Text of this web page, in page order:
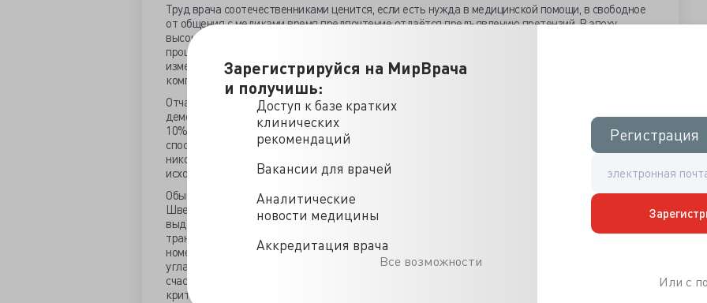
Зарегистрируйся на МирВрача
и получишь:
Доступ к базе кратких
клинических
рекомендаций
Вакансии для врачей
Аналитические
новости медицины
Аккредитация врача
Все возможности
Регистрация
Регистрация
Или с
Труд врача соотечественниками ценится, если есть нужда в медицинской помощи, в свободное
от общения с медиками время предпочтение отдаётся предъявлению претензий. В эпоху
высоких технологий людей пугает полная непредсказуемость лечебно-диагностического
процесса и отсутствие гарантий хорошего исхода. Обыватель устал надеяться на личностные
изменения представителей медицинского сообщества, ожидая наступления обезличенной
компьютерной медицины, которая «сможет всё» и даже остановит смерть.
Отчасти надежда не напрасна - созданный и обученный людьми компьютер IBM Watson
демонстрирует достоверно более точный выбор лечебной стратегии, делая ошибку только в
10% случаях, когда доктора только в половине случаев назначают оптимальную терапию. Комп
способен сравнить клиническую ситуацию с миллионами историй болезни, но у него нет и
никогда не будет интуиции, и только врач направит мозги компа в нужную сторону – даст
исходную клиническую информацию.
Обыватели и врачи мыслят по-разному, тому есть весомое доказательство от этиков
Швейцарской высшей технической школы и Цюрихского университета, предложивших
выдобрать из 9 критериев тройку самого справедливого отбора реципиента для
трансплантации почки. ТОП-3 справедливости пациентов: «сначала - самые тяжёлые», по
номеру в «листе ожидания» и на третьей позиции - прогноз. Медицинские работники во главу
угла поставили прогноз, затем - тяжесть состояния и третьим пунктом – разыграть имя
счастливчика в лотерее. Сами исследователи ни один из отобранных обеими группами
критериев не сочли этически достойным.